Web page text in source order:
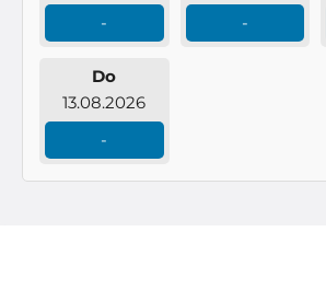
-
-
Do
13.08.2026
-